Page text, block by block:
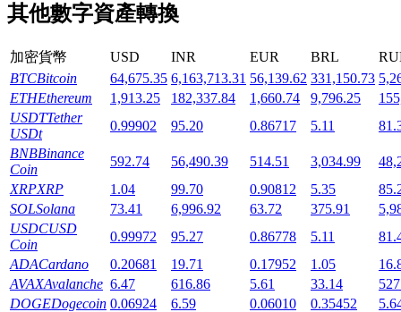
其他數字資產轉換
加密貨幣 USD INR EUR BRL
BTCBitcoin 64,675.35 6,163,713.31 56,139.62 331,150.73
ETHEthereum 1,913.25 182,337.84 1,660.74 9,796.25
USDTTether
USDt
0.99902 95.20 0.86717 5.11
BNBBinance
Coin
592.74 56,490.39 514.51 3,034.99
XRPXRP 1.04 99.70 0.90812 5.35
SOLSolana 73.41 6,996.92 63.72 375.91
USDCUSD
Coin
0.99972 95.27 0.86778 5.11
ADACardano 0.20681 19.71 0.17952 1.05
AVAXAvalanche 6.47 616.86 5.61 33.14
DOGEDogecoin 0.06924 6.59 0.06010 0.35452